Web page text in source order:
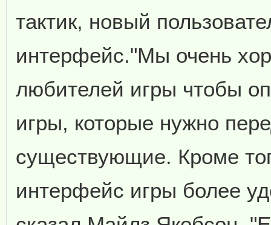
тактик, новый
интерфейс."Мы очень
любителей игры чтобы
игры, которые нужно
существующие. Кроме
интерфейс игры более